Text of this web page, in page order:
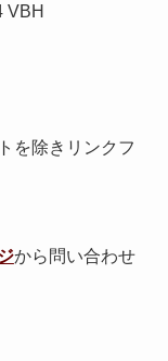
VBH
を除きリンクフ
から問い合わせ